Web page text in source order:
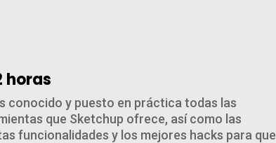
horas
conocido y puesto en práctica todas las
que Sketchup ofrece, así como las
funcionalidades y los mejores hacks para que